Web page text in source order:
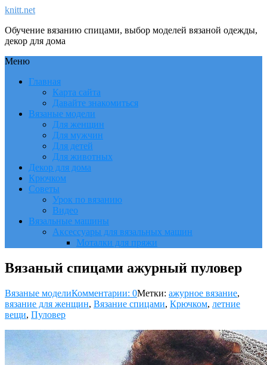
knitt.net
Обучение вязанию спицами, выбор моделей вязаной одежды,
декор для дома
Меню
Главная
Карта сайта
Давайте знакомиться
Вязаные модели
Для женщин
Для мужчин
Для детей
Для животных
Декор для дома
Крючком
Советы
Урок по вязанию
Видео
Вязальные машины
Аксессуары для вязальных машин
Моталки для пряжи
Вязаный спицами ажурный пуловер
Вязаные моделиКомментарии: 0Метки: ажурное вязание,
вязание для женщин, Вязание спицами, Крючком, летние
вещи, Пуловер